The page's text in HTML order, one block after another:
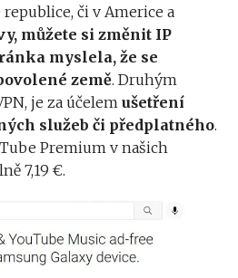
či v Americe a
můžete si změnit IP
myslela, že se
země. Druhým
je za účelem ušetření
služeb či předplatného.
Premium v našich
7,19 €.